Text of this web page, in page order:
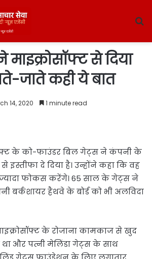
से दिया
जाते कही ये बात
14, 2020 1 minute read
के को-फाउंडर बिल गेट्स ने कंपनी के
इस्तीफा दे दिया है। उन्होंने कहा कि वह
ज्यादा फोकस करेंगे। 65 साल के गेट्स ने
बर्कशायर हैथवे के बोर्ड को भी अलविदा
के रोजाना कामकाज से खुद
और पत्नी मेलिंडा गेट्स के साथ